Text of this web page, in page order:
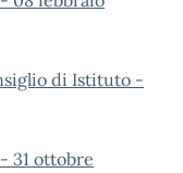
di Istituto -
31 ottobre